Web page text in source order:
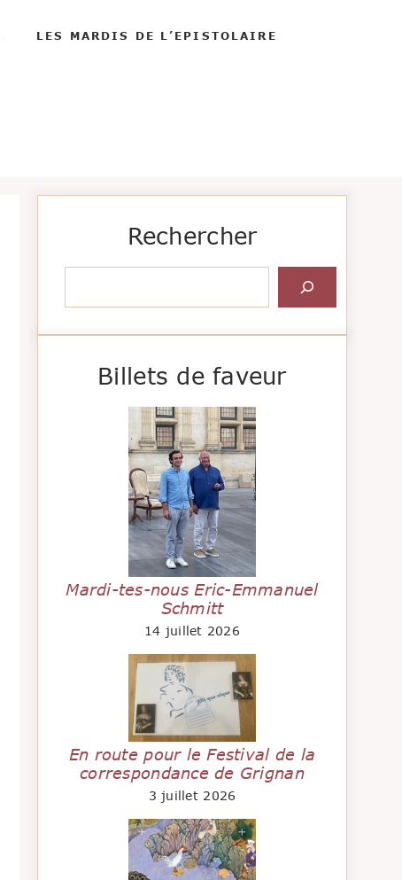
LES MARDIS DE L’EPISTOLAIRE
Rechercher
Billets de faveur
Mardi-tes-nous Eric-Emmanuel
Schmitt
14 juillet 2026
En route pour le Festival de la
correspondance de Grignan
3 juillet 2026